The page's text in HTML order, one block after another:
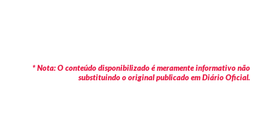
* Nota: O conteúdo disponibilizado é meramente informativo não
substituindo o original publicado em Diário Oficial.